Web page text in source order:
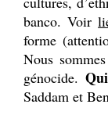
banco. Voir
forme
Nous
génocide.
Saddam et